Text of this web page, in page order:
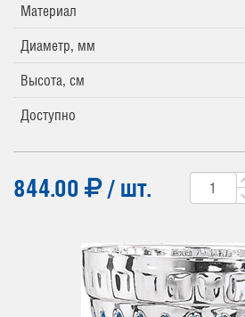
Материал
Диаметр, мм
Высота, см
Доступно
844.00 / шт.